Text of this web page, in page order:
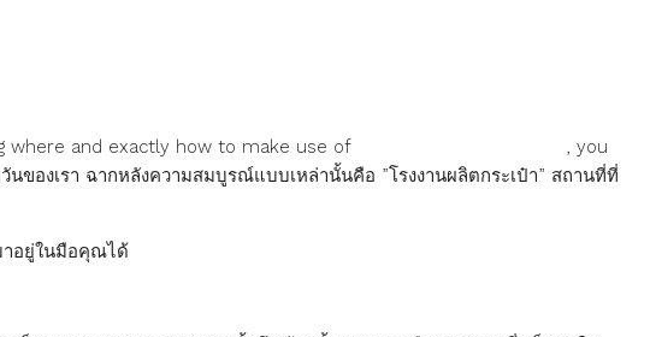
where and exactly how to make use of
, you
องเรา ฉากหลังความสมบูรณ์แบบเหล่านั้นคือ ”โรงงานผลิตกระเป๋า” สถานที่ที่
าอยู่ในมือคุณได้